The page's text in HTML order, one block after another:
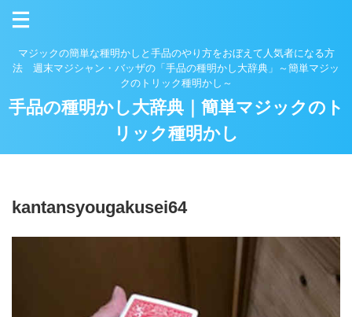
マジックの簡単な種明かしと手品のやり方をおぼえて人気者になる方
法 週末マジシャン・バッザの「手品の種明かし大辞典」～簡単マジッ
クのトリック種明かし～
手品の種明かし大辞典｜簡単マジックのト
リック種明かし
kantansyougakusei64